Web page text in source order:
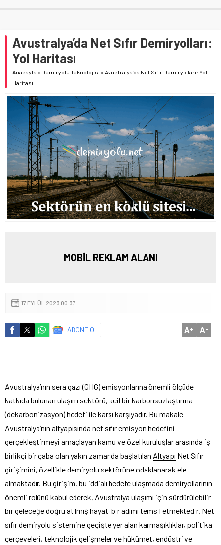
Avustralya’da Net Sıfır Demiryolları:
Yol Haritası
Anasayfa » Demiryolu Teknolojisi »Avustralya’da Net Sıfır Demiryolları: Yol
Haritası
MOBİL REKLAM ALANI
17 EYLÜL 2023 00:37
ABONE OL A+ A-
Avustralya’nın sera gazı (GHG) emisyonlarına önemli ölçüde
katkıda bulunan ulaşım sektörü, acil bir karbonsuzlaştırma
(dekarbonizasyon) hedefi ile karşı karşıyadır. Bu makale,
Avustralya’nın altyapısında net sıfır emisyon hedefini
gerçekleştirmeyi amaçlayan kamu ve özel kuruluşlar arasında iş
birlikçi bir çaba olan yakın zamanda başlatılan Altyapı Net Sıfır
girişimini, özellikle demiryolu sektörüne odaklanarak ele
almaktadır. Bu girişim, bu iddialı hedefe ulaşmada demiryollarının
önemli rolünü kabul ederek, Avustralya ulaşımı için sürdürülebilir
bir geleceğe doğru atılmış hayati bir adımı temsil etmektedir. Net
sıfır demiryolu sistemine geçişte yer alan karmaşıklıklar, politika
çerçeveleri, teknolojik gelişmeler ve hükümet, endüstri ve